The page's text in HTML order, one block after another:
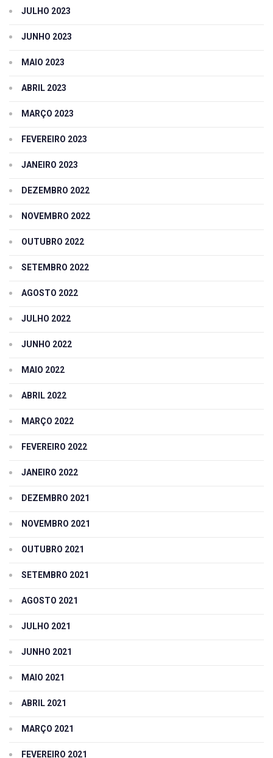
JULHO 2023
JUNHO 2023
MAIO 2023
ABRIL 2023
MARÇO 2023
FEVEREIRO 2023
JANEIRO 2023
DEZEMBRO 2022
NOVEMBRO 2022
OUTUBRO 2022
SETEMBRO 2022
AGOSTO 2022
JULHO 2022
JUNHO 2022
MAIO 2022
ABRIL 2022
MARÇO 2022
FEVEREIRO 2022
JANEIRO 2022
DEZEMBRO 2021
NOVEMBRO 2021
OUTUBRO 2021
SETEMBRO 2021
AGOSTO 2021
JULHO 2021
JUNHO 2021
MAIO 2021
ABRIL 2021
MARÇO 2021
FEVEREIRO 2021